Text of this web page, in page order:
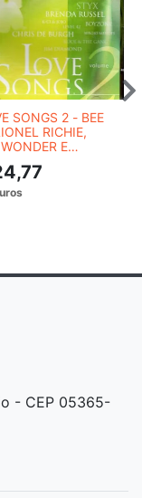
SONGS 2 - BEE
RICHIE,
E
- CEP 05365-